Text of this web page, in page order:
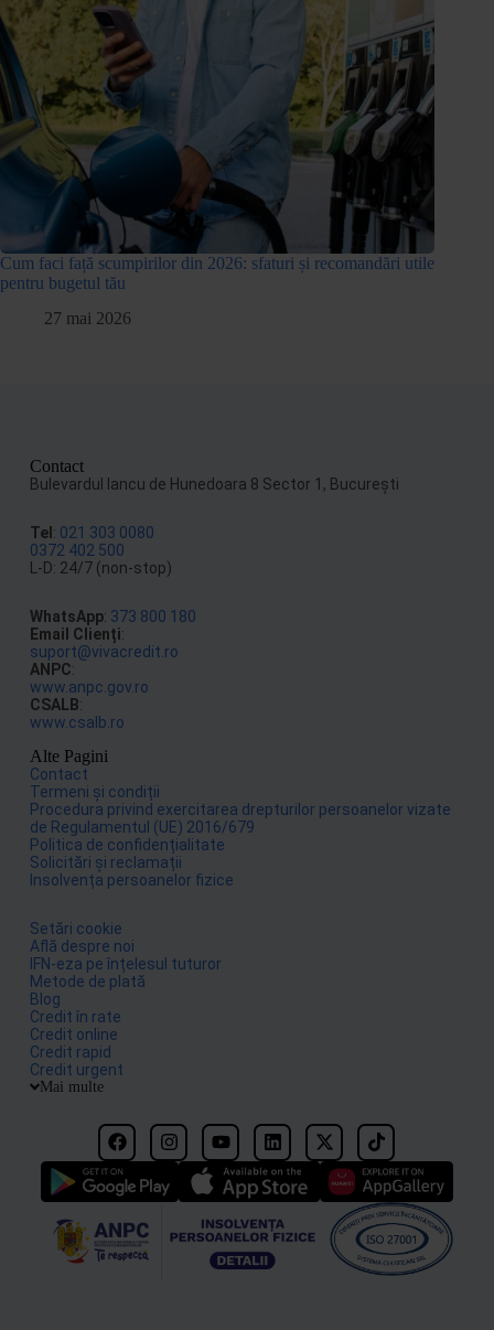
Cum faci față scumpirilor din 2026: sfaturi și recomandări utile
pentru bugetul tău
27 mai 2026
Contact
Bulevardul Iancu de Hunedoara 8 Sector 1, Bucureşti
Tel: 021 303 0080
0372 402 500
L-D: 24/7 (non-stop)
WhatsApp: 373 800 180
Email Clienți:
suport@vivacredit.ro
ANPC:
www.anpc.gov.ro
CSALB:
www.csalb.ro
Alte Pagini
Contact
Termeni și condiții
Procedura privind exercitarea drepturilor persoanelor vizate
de Regulamentul (UE) 2016/679
Politica de confidențialitate
Solicitări și reclamații
Insolvența persoanelor fizice
Setări cookie
Află despre noi
IFN-eza pe înțelesul tuturor
Metode de plată
Blog
Credit în rate
Credit online
Credit rapid
Credit urgent
Mai multe